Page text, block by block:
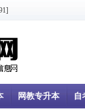
网教专升本 自